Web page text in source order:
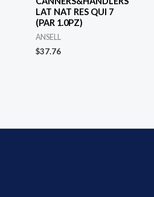
LAT NAT RES QUI 7
(PAR 1.0PZ)
ANSELL
$37.76